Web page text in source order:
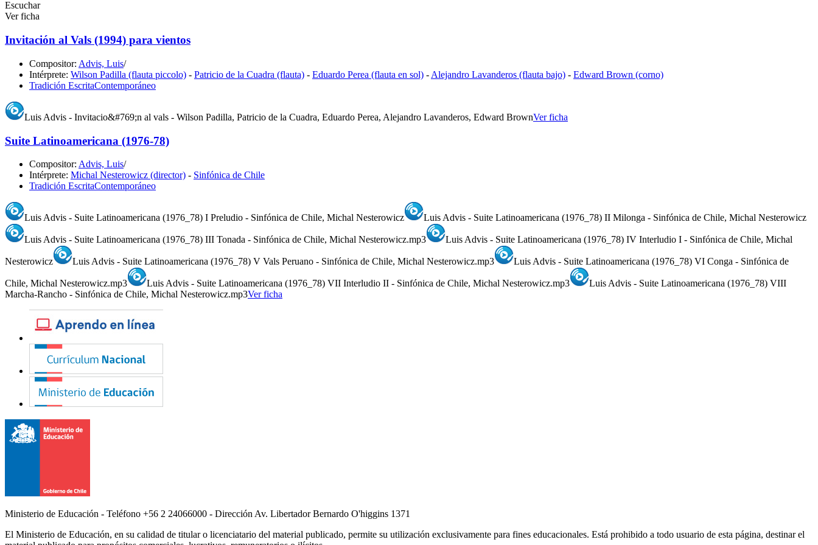
Escuchar
Ver ficha
Invitación al Vals (1994) para vientos
Compositor: Advis, Luis/
Intérprete: Wilson Padilla (flauta piccolo) - Patricio de la Cuadra (flauta) - Eduardo Perea (flauta en sol) - Alejandro Lavanderos (flauta bajo) - Edward Brown (corno)
Tradición EscritaContemporáneo
Luis Advis - Invitacio&#769;n al vals - Wilson Padilla, Patricio de la Cuadra, Eduardo Perea, Alejandro Lavanderos, Edward BrownVer ficha
Suite Latinoamericana (1976-78)
Compositor: Advis, Luis/
Intérprete: Michal Nesterowicz (director) - Sinfónica de Chile
Tradición EscritaContemporáneo
Luis Advis - Suite Latinoamericana (1976_78) I Preludio - Sinfónica de Chile, Michal Nesterowicz Luis Advis - Suite Latinoamericana (1976_78) II Milonga - Sinfónica de Chile, Michal Nesterowicz
Luis Advis - Suite Latinoamericana (1976_78) III Tonada - Sinfónica de Chile, Michal Nesterowicz.mp3 Luis Advis - Suite Latinoamericana (1976_78) IV Interludio I - Sinfónica de Chile, Michal
Nesterowicz Luis Advis - Suite Latinoamericana (1976_78) V Vals Peruano - Sinfónica de Chile, Michal Nesterowicz.mp3 Luis Advis - Suite Latinoamericana (1976_78) VI Conga - Sinfónica de
Chile, Michal Nesterowicz.mp3 Luis Advis - Suite Latinoamericana (1976_78) VII Interludio II - Sinfónica de Chile, Michal Nesterowicz.mp3
Luis Advis - Suite Latinoamericana (1976_78) VIII
Marcha-Rancho - Sinfónica de Chile, Michal Nesterowicz.mp3Ver ficha
Ministerio de Educación - Teléfono +56 2 24066000 - Dirección Av. Libertador Bernardo O'higgins 1371
El Ministerio de Educación, en su calidad de titular o licenciatario del material publicado, permite su utilización exclusivamente para fines educacionales. Está prohibido a todo usuario de esta página, destinar el